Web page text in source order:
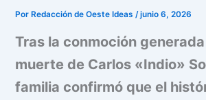
Por Redacción de Oeste Ideas/junio 6, 2026
Tras la conmoción
muerte de Carlos «Indio»
familia confirmó que el